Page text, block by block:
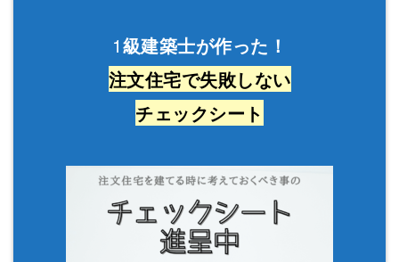
1級建築士が作った！
注文住宅で失敗しない
チェックシート